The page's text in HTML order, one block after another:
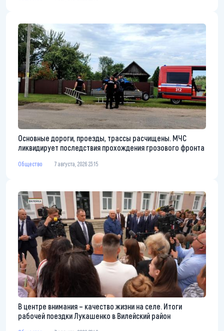
Основные дороги, проезды, трассы расчищены. МЧС
ликвидирует последствия прохождения грозового фронта
Общество 7 августа, 2026 23:15
В центре внимания – качество жизни на селе. Итоги
рабочей поездки Лукашенко в Вилейский район